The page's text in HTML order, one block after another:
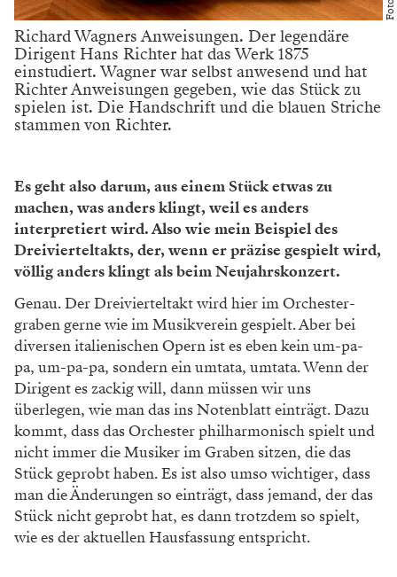
wie zum BeispielPlácido Domingo1973 den Rodolfo
gesungen hat oder Edita Gruberová 1982 die Lucia.
Denn das ist auch etwas, was bei uns heute wie damals
jeden Abend für jeden Sänger oder jede Sängerin
vermerkt wird.
Hausfassung bedeutet …?
einem Verlag geliefert werden, fix und fertig sind und
dann nur mehr aufs Pult gelegt werden müssen. Dem
ist aber nicht so. Hier beginnt die Arbeit: Die Noten
werden an das Haus, an die Regie, an den Dirigenten
angepasst. Daher fange ich als Erstes mit dem
Dirigenten zu arbeiten an: Zuerst wird entschieden,
was für eine Fassung wir machen. Da gibt es bei den
Opern durchaus eine große Auswahl, vor allem bei den
älteren – so ungefähr bis Mitte des 19. Jahrhunderts.
Danach hat sich die Gattung Oper fixiert. Davor
wurden Opern an Sänger und an lokale Gegebenheiten
angepasst.
Daher die Frage nach der Fassung. Nachdem diese
Entscheidung gefallen ist, bauen wir mit dem
Dirigenten, mit dem Regisseur, deren musikalische
Wünsche wir in das Notenmaterial übertragen, die
Fassung der Wiener Staatsoper zusammen. Der